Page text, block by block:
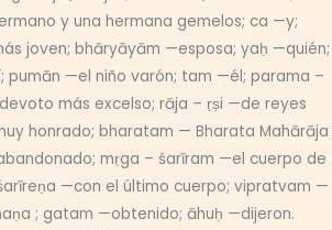
y una hermana gemelos; ca —y;
joven; bhāryāyām —esposa; yaḥ —quién;
—el niño varón; tam —él; parama –
más excelso; rāja – ṛṣi —de reyes
honrado; bharatam — Bharata Mahārāja
mṛga – śarīram —el cuerpo de
—con el último cuerpo; vipratvam —
; gatam —obtenido; āhuḥ —dijeron.